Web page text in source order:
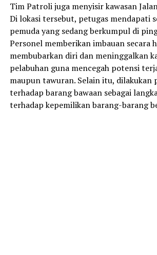
Tim Patroli juga menyisir kawasan
Di lokasi tersebut, petugas mendapati
pemuda yang sedang berkumpul di
Personel memberikan imbauan secara
membubarkan diri dan meninggalkan
pelabuhan guna mencegah potensi
maupun tawuran. Selain itu, dilakukan
terhadap barang bawaan sebagai
terhadap kepemilikan barang-barang